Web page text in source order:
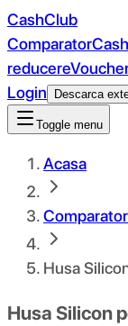
CashClub
Comparator
reducere
Login
Descarca
Toggle menu
Acasa
Husa
Husa Silicon